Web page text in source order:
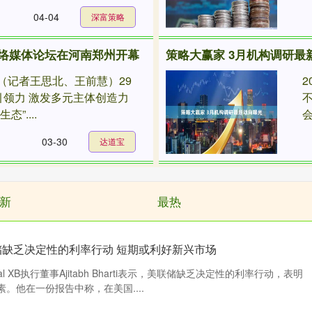
深富策略
04-04
媒体论坛在河南郑州开幕
记者王思北、王前慧）29
力 激发多元主体创造力
态”....
达道宝
03-30
策略大赢家 3月机构调研最
最热
乏决定性的利率行动 短期或利好新兴市场
XB执行董事Ajitabh Bharti表示，美联储缺乏决定性的利率行动，表明
。他在一份报告中称，在美国....